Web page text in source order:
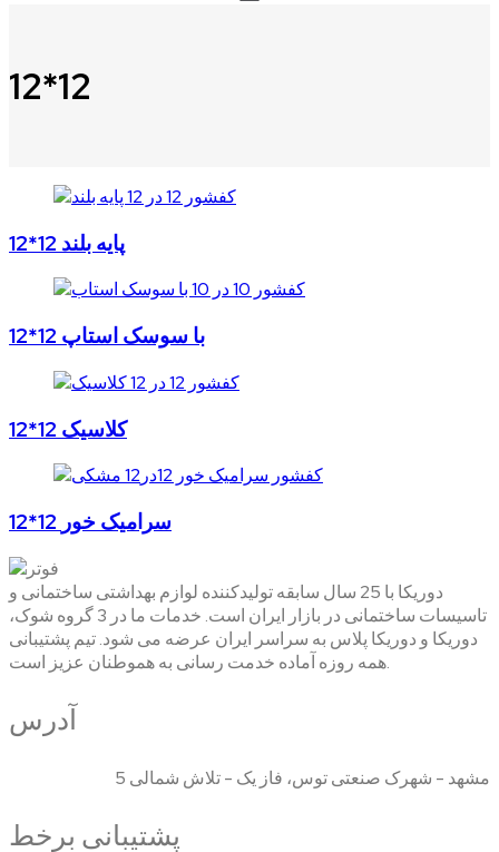
12*12
12*12 پایه بلند
12*12 با سوسک استاپ
12*12 کلاسیک
12*12 سرامیک خور
دوریکا با 25 سال سابقه تولیدکننده لوازم بهداشتی ساختمانی و
تاسیسات ساختمانی در بازار ایران است. خدمات ما در 3 گروه شوک،
دوریکا و دوریکا پلاس به سراسر ایران عرضه می شود. تیم پشتیبانی
همه روزه آماده خدمت رسانی به هموطنان عزیز است.
آدرس
مشهد - شهرک صنعتی توس، فاز یک - تلاش شمالی 5
پشتیبانی برخط